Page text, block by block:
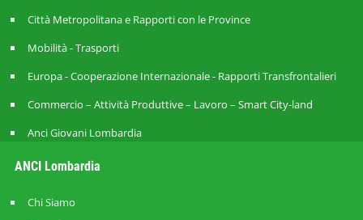
Città Metropolitana e Rapporti con le Province
Mobilità - Trasporti
Europa - Cooperazione Internazionale - Rapporti Transfrontalieri
Commercio – Attività Produttive – Lavoro – Smart City-land
Anci Giovani Lombardia
ANCI Lombardia
Chi Siamo